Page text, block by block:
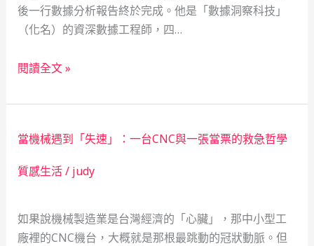
後一行數據分析報告終於完成。他是「數據洞察科技」
（化名）的資深數據工程師，四…
大
據
家
爸
爸
救
急
閱讀全文 »
當機械遇到「失速」：一台CNC與一張當票的救急哲學
質感生活/ judy
如果說機械製造業是台灣經濟的「心臟」，那中小型工
廠裡的CNC機台，大概就是那根最跳動的冠狀動脈。但